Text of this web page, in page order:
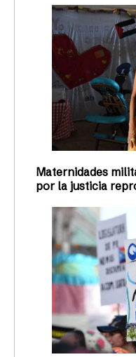
Exigen que
prohibición
conversión
La Federación
Tribunal Supremo de
revisar la política
Redacción Todas 07/
HAZ TU